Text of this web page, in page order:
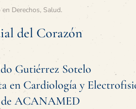
en Derechos, Salud.
del Corazón
Gutiérrez Sotelo
en Cardiología y
ACANAMED